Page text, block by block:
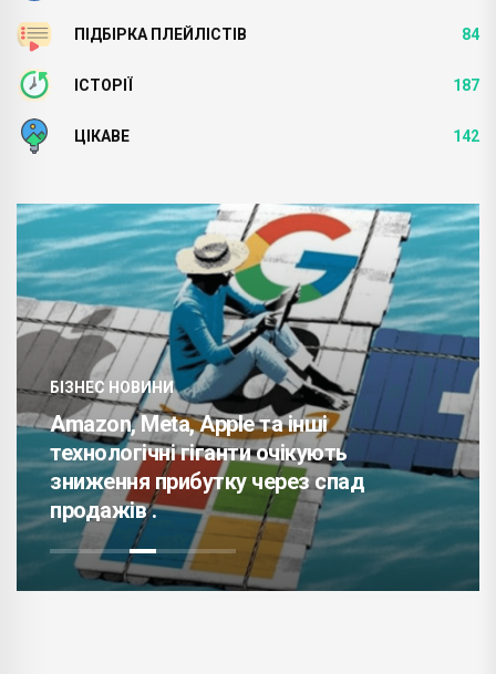
ПІДБІРКА ПЛЕЙЛІСТІВ 84
ІСТОРІЇ 187
ЦІКАВЕ 142
БІЗНЕС НОВИНИ
Amazon, Meta, Apple та інші
технологічні гіганти очікують
зниження прибутку через спад
продажів .